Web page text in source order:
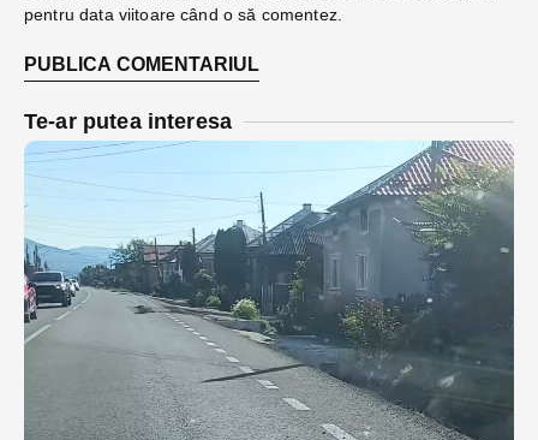
pentru data viitoare când o să comentez.
Te-ar putea interesa